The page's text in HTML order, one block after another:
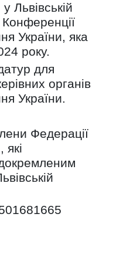
Львівській
Конференції
України, яка
року.
для
органів
України.
Федерації